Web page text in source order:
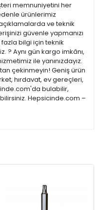
memnuniyetini her
ürünlerimiz
ve teknik
güvenle yapmanızı
bilgi için teknik
Aynı gün kargo imkânı,
ile yanınızdayız.
çekinmeyin! Geniş ürün
hırdavat, ev gereçleri,
bulabilir,
Hepsicinde.com –